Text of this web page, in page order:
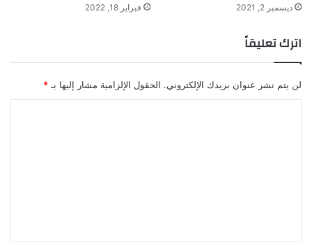
ديسمبر 2, 2021 فبراير 18, 2022
اترك تعليقاً
لن يتم نشر عنوان بريدك الإلكتروني. الحقول الإلزامية مشار إليها بـ *